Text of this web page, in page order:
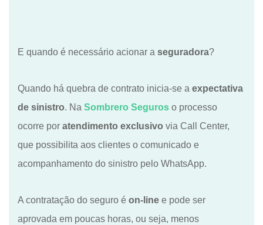
E quando é necessário acionar a seguradora?
Quando há quebra de contrato inicia-se a expectativa
de sinistro. Na Sombrero Seguros o processo
ocorre por atendimento exclusivo via Call Center,
que possibilita aos clientes o comunicado e
acompanhamento do sinistro pelo WhatsApp.
A contratação do seguro é on-line e pode ser
aprovada em poucas horas, ou seja, menos